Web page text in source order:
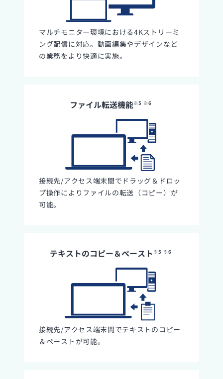
マルチモニター環境における4Kストリーミ
ング配信に対応。動画編集やデザインなど
の業務をより快適に実施。
ファイル転送機能※5 ※6
接続先/アクセス端末間でドラッグ＆ドロッ
プ操作によりファイルの転送（コピー）が
可能。
テキストのコピー＆ペースト ※5 ※6
接続先/アクセス端末間でテキストのコピー
＆ペーストが可能。